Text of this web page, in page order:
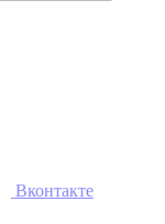
Вконтакте